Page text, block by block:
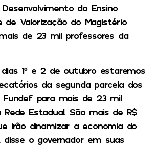
do Ensino
de Valorização do Magistério
de 23 mil professores da
dias 1º e 2 de outubro estaremos
da segunda parcela dos
para mais de 23 mil
Rede Estadual. São mais de R$
irão dinamizar a economia do
disse o governador em suas